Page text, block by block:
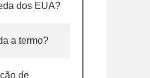
dos EUA?
a termo?
de